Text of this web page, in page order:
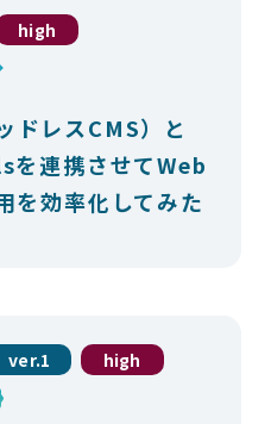
high
レスCMS）と
連携させてWeb
を効率化してみた
ver.1
high